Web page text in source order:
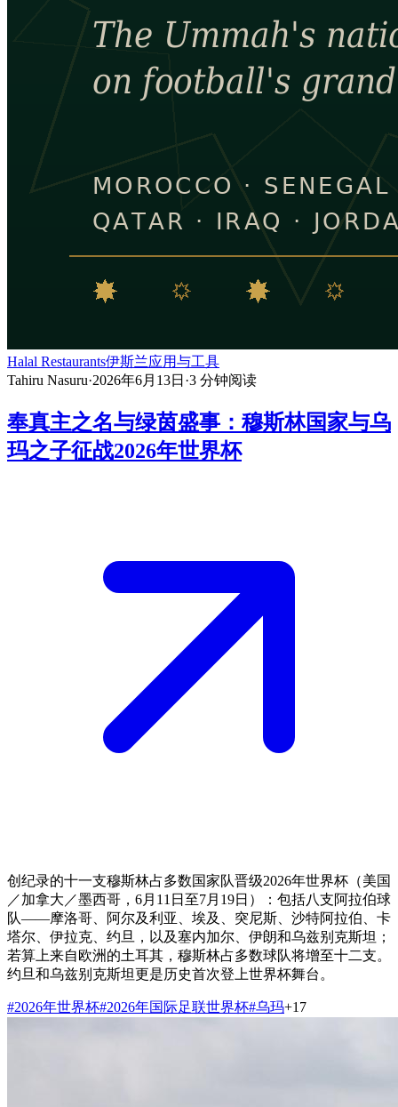
Halal Restaurants伊斯兰应用与工具
Tahiru Nasuru·2026年6月13日 ·3 分钟阅读
奉真主之名与绿茵盛事：穆斯林国家与乌
玛之子征战2026年世界杯
创纪录的十一支穆斯林占多数国家队晋级2026年世界杯（美国
／加拿大／墨西哥，6月11日至7月19日）：包括八支阿拉伯球
队——摩洛哥、阿尔及利亚、埃及、突尼斯、沙特阿拉伯、卡
塔尔、伊拉克、约旦，以及塞内加尔、伊朗和乌兹别克斯坦；
若算上来自欧洲的土耳其，穆斯林占多数球队将增至十二支。
约旦和乌兹别克斯坦更是历史首次登上世界杯舞台。
#2026年世界杯#2026年国际足联世界杯#乌玛+17